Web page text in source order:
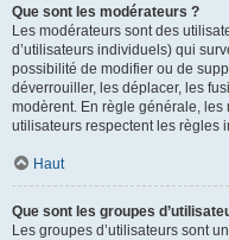
Que sont les modérateurs ?
Les modérateurs sont des
d’utilisateurs individuels) qui
possibilité de modifier ou de
déverrouiller, les déplacer, les
modèrent. En règle générale,
utilisateurs respectent les règles
Haut
Que sont les groupes
Les groupes d’utilisateurs sont